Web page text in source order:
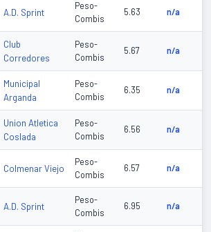
A.D. Sprint
Peso-
Combis
5.63 n/a
Club
Corredores
Peso-
Combis
5.67 n/a
Municipal
Arganda
Peso-
Combis
6.35 n/a
Union Atletica
Coslada
Peso-
Combis
6.56 n/a
Colmenar Viejo
Peso-
Combis
6.57 n/a
A.D. Sprint
Peso-
Combis
6.95 n/a